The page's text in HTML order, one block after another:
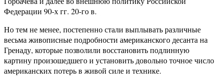
Федерации 90-х гг. 20-го в.
Но тем не менее, постепенно стали выплывать различные
весьма живописные подробности американского десанта на
Гренаду, которые позволили восстановить подлинную
картину произошедшего и установить довольно точное число
американских потерь в живой силе и технике.